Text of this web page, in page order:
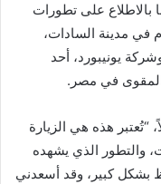
بالاطلاع على تطورات
في مدينة السادات،
يونيبورد، أحد
في مصر.
“تُعتبر هذه هي الزيارة
والتطور الذي يشهده
بشكل كبير، وقد أسعدني